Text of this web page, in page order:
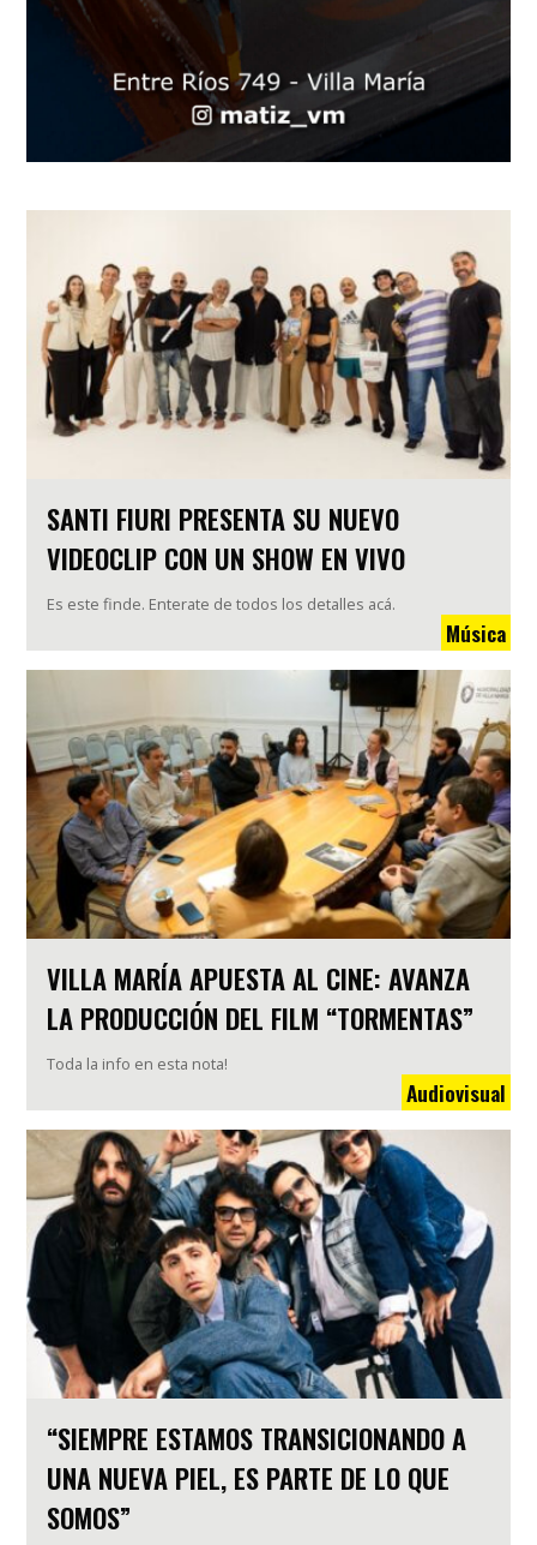
SANTI FIURI PRESENTA SU NUEVO
VIDEOCLIP CON UN SHOW EN VIVO
Es este finde. Enterate de todos los detalles acá.
Música
VILLA MARÍA APUESTA AL CINE: AVANZA
LA PRODUCCIÓN DEL FILM “TORMENTAS”
Toda la info en esta nota!
Audiovisual
“SIEMPRE ESTAMOS TRANSICIONANDO A
UNA NUEVA PIEL, ES PARTE DE LO QUE
SOMOS”